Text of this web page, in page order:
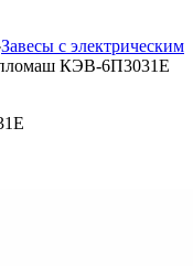
Завесы с электрическим
КЭВ-6П3031Е